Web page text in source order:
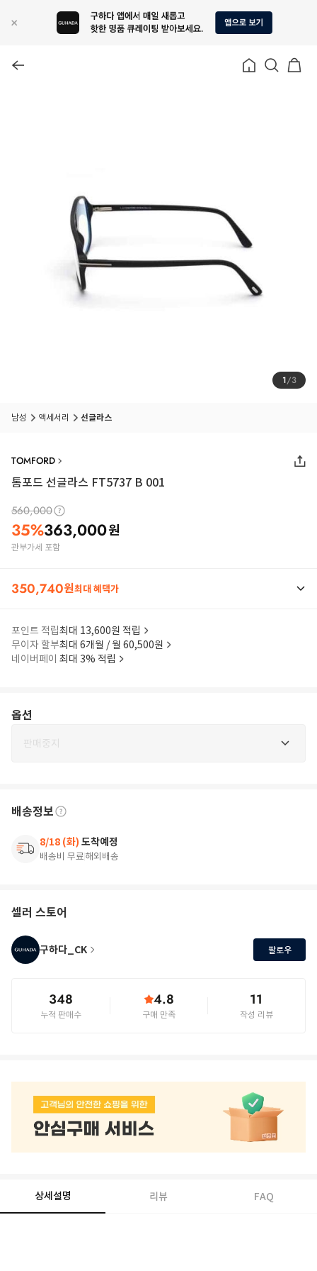
1/3
남성 액세서리 선글라스
TOMFORD
톰포드 선글라스 FT5737 B 001
560,000
35%363,000원
관부가세 포함
350,740원최대 혜택가
포인트 적립최대 13,600원 적립
무이자 할부최대 6개월 / 월 60,500원
네이버페이 최대 3% 적립
옵션
판매중지
배송정보
8/18 (화) 도착예정
배송비 무료해외배송
셀러 스토어
구하다_CK 팔로우
348
누적 판매수
4.8
구매 만족
11
작성 리뷰
상세설명 리뷰 FAQ